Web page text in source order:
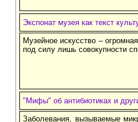
Экспонат музея как текст
Музейное искусство –
под силу лишь совокупности
"Мифы" об антибиотиках и
Заболевания, вызываемые